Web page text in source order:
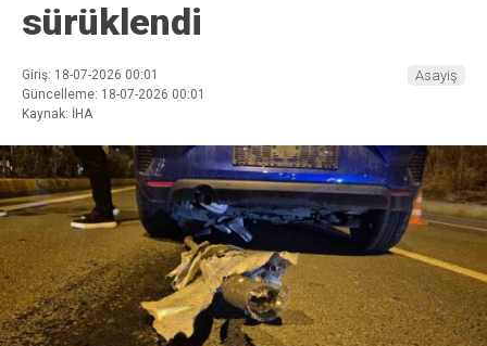
sürüklendi
Giriş: 18-07-2026 00:01
Güncelleme: 18-07-2026 00:01
Kaynak: İHA
Asayiş